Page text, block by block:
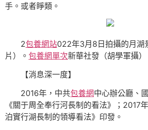
手。或者睜類。
2包養網站022年3月8日拍攝的月湖
片）。 包養網單次新華社發（胡學軍攝）
【消息深一度】
2016年，中共包養網中心辦公廳、
《關于周全奉行河長制的看法》；2017
泊實行湖長制的領導看法》印發。